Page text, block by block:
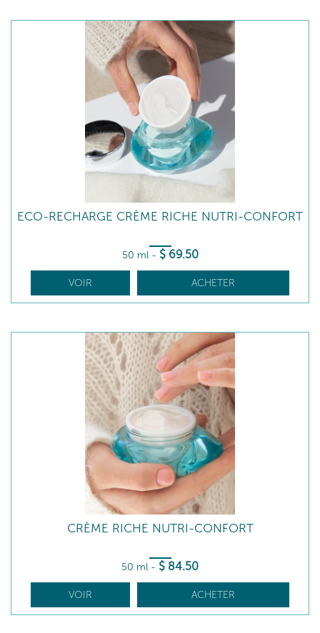
ECO-RECHARGE CRÈME RICHE NUTRI-CONFORT
50 ml - $ 69.50
VOIR ACHETER
CRÈME RICHE NUTRI-CONFORT
50 ml - $ 84.50
VOIR ACHETER